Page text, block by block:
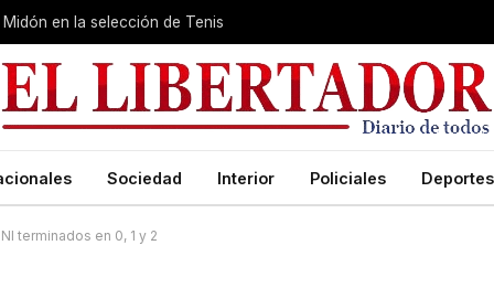
en la selección de Tenis
Sociedad Interior Policiales Deportes
terminados en 0, 1 y 2